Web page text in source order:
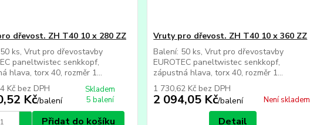
dřevost. ZH T40 10 x 280 ZZ
ks, Vrut pro dřevostavby
paneltwistec senkkopf,
hlava, torx 40, rozměr 1...
Kč/balení
Kč bez DPH
Skladem
5 balení
Přidat do košíku
Vruty pro dřevost. ZH T40 10 x 360 ZZ
Balení: 50 ks, Vrut pro dřevostavby
EUROTEC paneltwistec senkkopf,
zápustná hlava, torx 40, rozměr 1...
2 094,05 Kč/balení
1 730,62 Kč bez DPH
Není skladem
Detail